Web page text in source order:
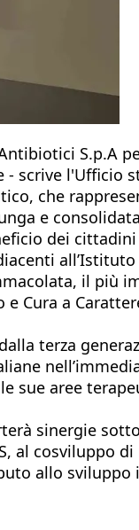
S.p.A
- scrive
che
e
dei
il
a
terza
sue aree
sinergie
al cosviluppo
allo